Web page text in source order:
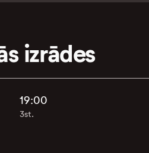
izrādes
19:00
3st.